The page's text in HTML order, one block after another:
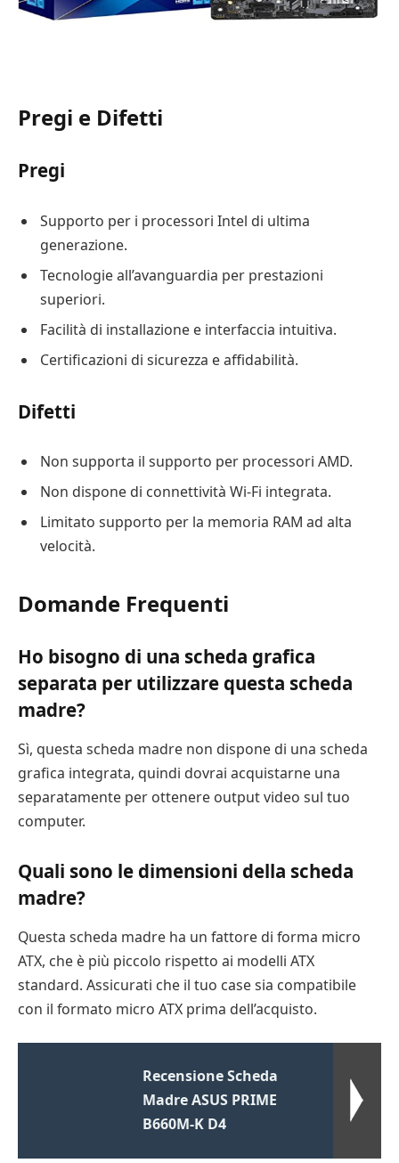
Pregi e Difetti
Pregi
Supporto per i processori Intel di ultima
generazione.
Tecnologie all’avanguardia per prestazioni
superiori.
Facilità di installazione e interfaccia intuitiva.
Certificazioni di sicurezza e affidabilità.
Difetti
Non supporta il supporto per processori AMD.
Non dispone di connettività Wi-Fi integrata.
Limitato supporto per la memoria RAM ad alta
velocità.
Domande Frequenti
Ho bisogno di una scheda grafica
separata per utilizzare questa scheda
madre?
Sì, questa scheda madre non dispone di una scheda
grafica integrata, quindi dovrai acquistarne una
separatamente per ottenere output video sul tuo
computer.
Quali sono le dimensioni della scheda
madre?
Questa scheda madre ha un fattore di forma micro
ATX, che è più piccolo rispetto ai modelli ATX
standard. Assicurati che il tuo case sia compatibile
con il formato micro ATX prima dell’acquisto.
Recensione Scheda
Madre ASUS PRIME
B660M-K D4